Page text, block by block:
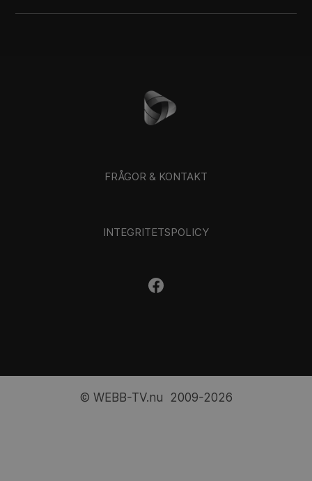
FRÅGOR & KONTAKT
INTEGRITETSPOLICY
© WEBB-TV.nu 2009-2026